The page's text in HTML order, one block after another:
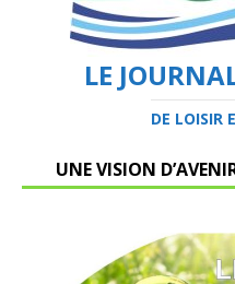
LE
DE LOISIR
UNE VISION